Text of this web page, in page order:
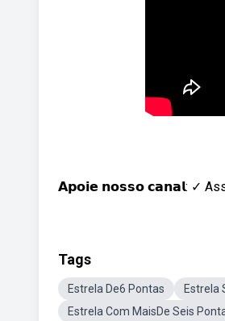
𝗔𝗽𝗼𝗶𝗲 𝗻𝗼𝘀𝘀𝗼 𝗰𝗮𝗻𝗮𝗹: ✓
Tags
Estrela De6 Pontas Estrela
Estrela Com MaisDe Seis